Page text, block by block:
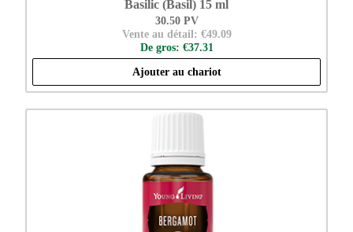
Basilic (Basil) 15 ml
30.50 PV
Vente au détail: €49.09
De gros: €37.31
Ajouter au chariot